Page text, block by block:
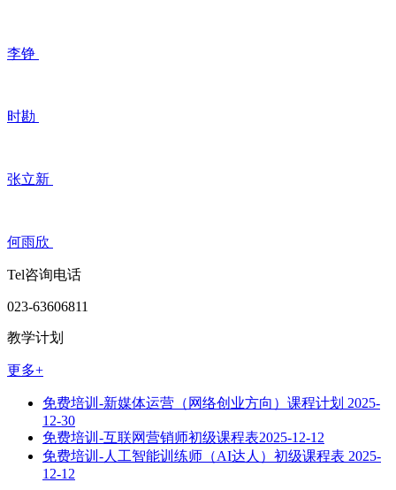
李铮
时勘
张立新
何雨欣
Tel咨询电话
023-63606811
教学计划
更多+
免费培训-新媒体运营（网络创业方向）课程计划 2025-
12-30
免费培训-互联网营销师初级课程表​2025-12-12
免费培训-人工智能训练师（AI达人）初级课程表 2025-
12-12